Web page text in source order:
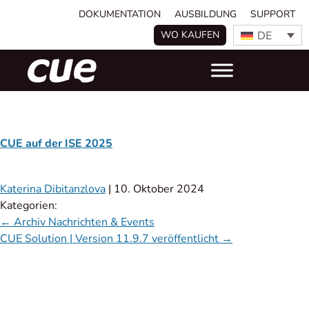
DOKUMENTATION AUSBILDUNG
SUPPORT
WO KAUFEN
DE
CUE auf der ISE 2025
Katerina Dibitanzlova | 10. Oktober 2024
Kategorien:
← Archiv Nachrichten & Events
CUE Solution | Version 11.9.7 veröffentlicht →